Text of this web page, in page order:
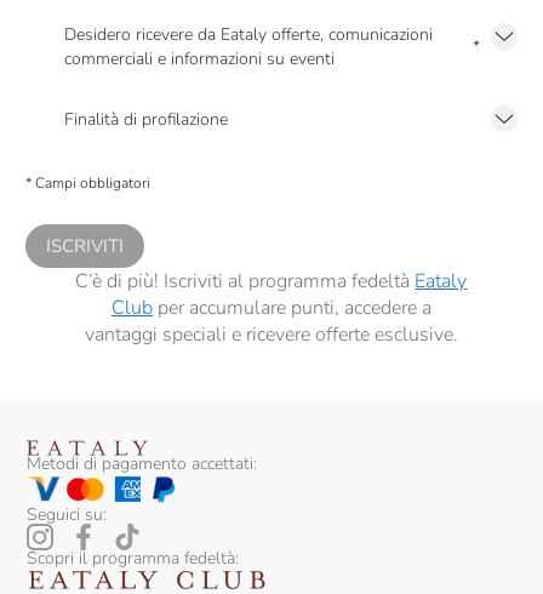
Desidero ricevere da Eataly offerte, comunicazioni
commerciali e informazioni su eventi
*
Finalità di profilazione
comunicazioni commerciali personalizzate, in caso di consenso prestato ai
* Campi obbligatori
ISCRIVITI
C’è di più! Iscriviti al programma fedeltà Eataly
Clubper accumulare punti, accedere a
vantaggi speciali e ricevere offerte esclusive.
Metodi di pagamento accettati:
Seguici su:
Scopri il programma fedeltà: